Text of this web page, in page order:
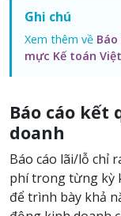
Ghi chú
Xem thêm về
mực Kế toán
Báo cáo kết
doanh
Báo cáo lãi/lỗ chỉ
phí trong từng kỳ
để trình bày khả